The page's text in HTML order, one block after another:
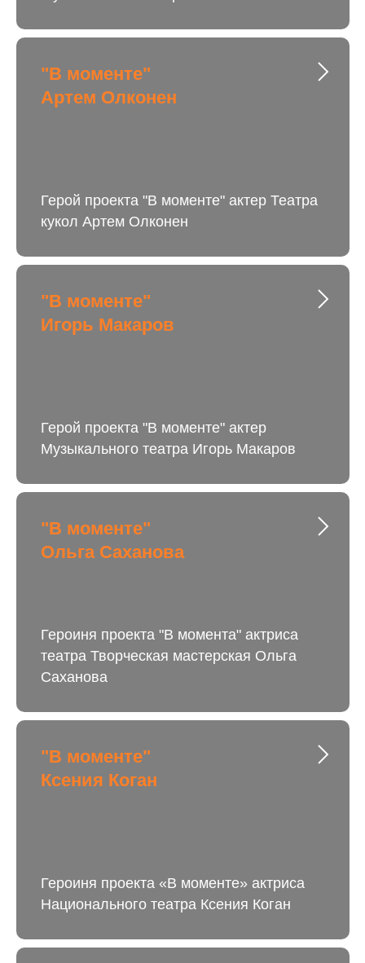
"В моменте"
Артем Олконен
Герой проекта "В моменте" актер Театра
кукол Артем Олконен
"В моменте"
Игорь Макаров
Герой проекта "В моменте" актер
Музыкального театра Игорь Макаров
"В моменте"
Ольга Саханова
Героиня проекта "В момента" актриса
театра Творческая мастерская Ольга
Саханова
"В моменте"
Ксения Коган
Героиня проекта «В моменте» актриса
Национального театра Ксения Коган